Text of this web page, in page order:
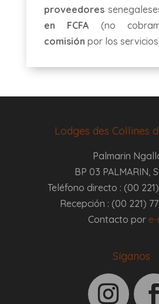
proveedores
en FCFA (no
comisión por los
Lodges des Collines
Palmarin
BP 03 PALMARIN,
Teléfono directo : (00
Recepción : (00 221)
Contacto por
Síganos